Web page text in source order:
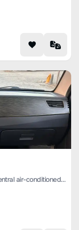
Little Sea Lion X30 2021 1.5L comfortable central air-conditioned version of the passenger car country VI SWC15M